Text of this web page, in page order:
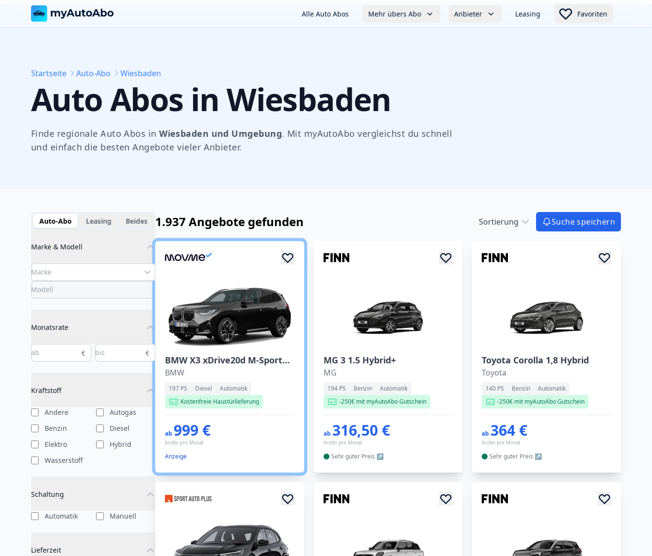
Alle Auto Abos Mehr übers Abo Anbieter Leasing Favoriten
Startseite Auto-Abo Wiesbaden
Auto Abos inWiesbaden
Finde regionale Auto Abos inWiesbaden und Umgebung. Mit myAutoAbo vergleichst du schnell
und einfach die besten Angebote vieler Anbieter.
Auto-Abo Leasing Beides
Marke & Modell
Monatsrate
€ €
Kraftstoff
Andere
Autogas
Benzin
Diesel
Elektro
Hybrid
Wasserstoff
Schaltung
Automatik Manuell
Lieferzeit
1.937 Angebote gefunden Sortierung Suche speichern
BMW X3 xDrive20d M-Sportpaket
BMW
197 PS Diesel
Automatik
Kostenfreie Haustürlieferung
ab 999 €
brutto pro Monat
Anzeige
MG 3 1.5 Hybrid+
MG
194 PS Benzin
Automatik
-250€ mit myAutoAbo Gutschein
ab 316,50 €
brutto pro Monat
Sehr guter Preis
Toyota Corolla 1,8 Hybrid
Toyota
140 PS Benzin
Automatik
-250€ mit myAutoAbo Gutschein
ab 364 €
brutto pro Monat
Sehr guter Preis